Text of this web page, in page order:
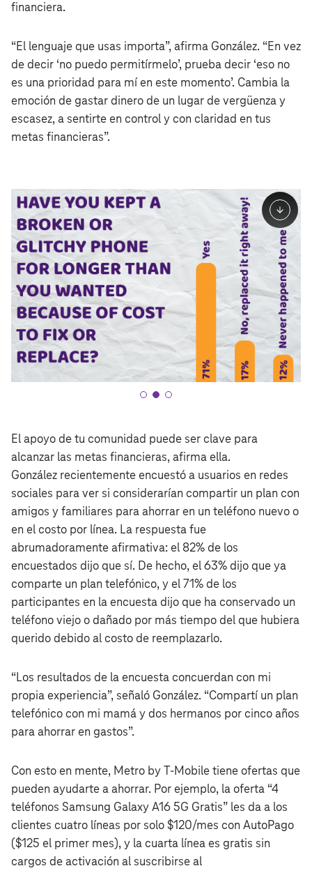
financiera.
“El lenguaje que usas importa”, afirma González. “En vez
de decir ‘no puedo permitírmelo’, prueba decir ‘eso no
es una prioridad para mí en este momento’. Cambia la
emoción de gastar dinero de un lugar de vergüenza y
escasez, a sentirte en control y con claridad en tus
metas financieras”.
El apoyo de tu comunidad puede ser clave para
alcanzar las metas financieras, afirma ella.
González recientemente encuestó a usuarios en redes
sociales para ver si considerarían compartir un plan con
amigos y familiares para ahorrar en un teléfono nuevo o
en el costo por línea. La respuesta fue
abrumadoramente afirmativa: el 82% de los
encuestados dijo que sí. De hecho, el 63% dijo que ya
comparte un plan telefónico, y el 71% de los
participantes en la encuesta dijo que ha conservado un
teléfono viejo o dañado por más tiempo del que hubiera
querido debido al costo de reemplazarlo.
“Los resultados de la encuesta concuerdan con mi
propia experiencia”, señaló González. “Compartí un plan
telefónico con mi mamá y dos hermanos por cinco años
para ahorrar en gastos”.
Con esto en mente, Metro by T‑Mobile tiene ofertas que
pueden ayudarte a ahorrar. Por ejemplo, la oferta “4
teléfonos Samsung Galaxy A16 5G Gratis” les da a los
clientes cuatro líneas por solo $120/mes con AutoPago
($125 el primer mes), y la cuarta línea es gratis sin
cargos de activación al suscribirse al